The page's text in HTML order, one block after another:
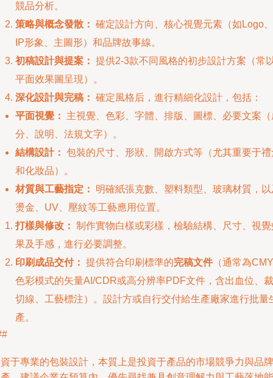
競品分析。
策略與概念發散： 確定設計方向、核心視覺元素（如Logo、
IP形象、主圖形）和品牌故事線。
初稿設計與提案： 提供2-3款不同風格的初步設計方案（常
平面效果圖呈現）。
深化設計與完稿： 確定風格后，進行精細化設計，包括：
平面視覺：
主視覺、色彩、字體、排版、圖標、必要文案（
分、說明、法規文字）。
結構設計： 包裝的尺寸、形狀、開啟方式等（尤其重要于禮
和化妝品）。
材質與工藝指定：
明確紙張克數、塑料類型、玻璃材質，以
燙金、UV、壓紋等工藝應用位置。
打樣與修改： 制作實物白樣或彩樣，檢驗結構、尺寸、視覺
果及手感，進行必要調整。
印刷成品交付： 提供符合印刷標準的完稿文件（通常為
色彩模式的矢量AI/CDR或高分辨率PDF文件，含出血位、裁
切線、工藝標注）。設計方或自行交付給生產廠家進行批量
產。
于專業的包裝設計，本質上是投資于產品的市場競爭力與品牌